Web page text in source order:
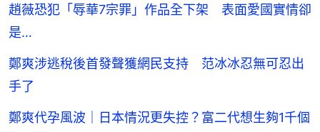
趙薇恐犯「辱華7宗罪」作品全下架 表面愛國實情卻
是…
鄭爽涉逃稅後首發聲獲網民支持 范冰冰忍無可忍出
手了
鄭爽代孕風波｜日本情況更失控？富二代想生夠1千個